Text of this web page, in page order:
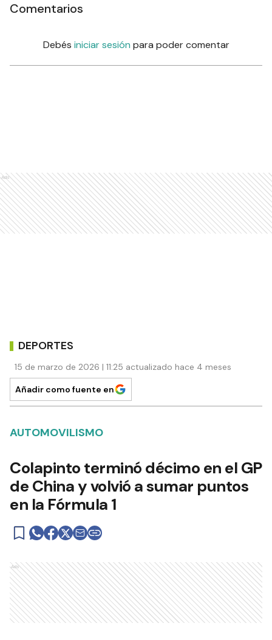
Comentarios
Debés iniciar sesión para poder comentar
Ads
DEPORTES
15 de marzo de 2026 | 11:25 actualizado hace 4 meses
Añadir como fuente en
AUTOMOVILISMO
Colapinto terminó décimo en el GP
de China y volvió a sumar puntos
en la Fórmula 1
Ads